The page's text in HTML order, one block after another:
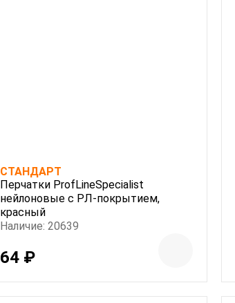
СТАНДАРТ
Перчатки ProfLineSpecialist
нейлоновые с РЛ-покрытием,
красный
Наличие: 20639
64 ₽